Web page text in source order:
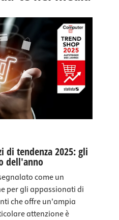
di tendenza 2025: gli
dell'anno
come un
per gli appassionati di
che offre un'ampia
attenzione è